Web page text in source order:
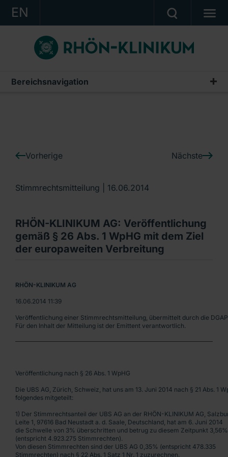
EN
KONZERN
KLINIKEN
KARRIERE
Ein Unternehmen der RHÖN-KLINIKUM AG
Bereichsnavigation
IR-News
Vorherige Nächste
Stimmrechtsmitteilung | 16.06.2014
RHÖN-KLINIKUM AG: Veröffentlichung
gemäß § 26 Abs. 1 WpHG mit dem Ziel
der europaweiten Verbreitung
RHÖN-KLINIKUM AG
16.06.2014 11:39
Veröffentlichung einer Stimmrechtsmitteilung, übermittelt durch die
Für den Inhalt der Mitteilung ist der Emittent verantwortlich.
Veröffentlichung nach § 26 Abs. 1 WpHG
Die UBS AG, Zürich, Schweiz, hat uns am 13. Juni 2014 nach § 21 Abs. 1
folgendes mitgeteilt:
1) Der Stimmrechtsanteil der UBS AG an der RHÖN-KLINIKUM AG,
Leite 1, 97616 Bad Neustadt a. d. Saale, Deutschland, hat am 6. Juni 2014
die Schwelle von 3% überschritten und betrug zu diesem Zeitpunkt 3,56%
(entspricht 4.923.275 Stimmrechten).
Von diesen Stimmrechten sind der UBS AG 0,35% (entspricht 478.335
Stimmrechten) nach § 22 Abs. 1 Satz 1 Nr. 1 zuzurechnen.